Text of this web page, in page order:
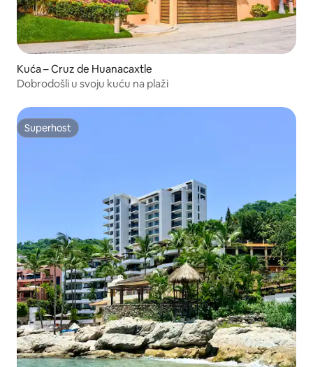
Kuća – Cruz de Huanacaxtle
Dobrodošli u svoju kuću na plaži
Superhost
Superhost